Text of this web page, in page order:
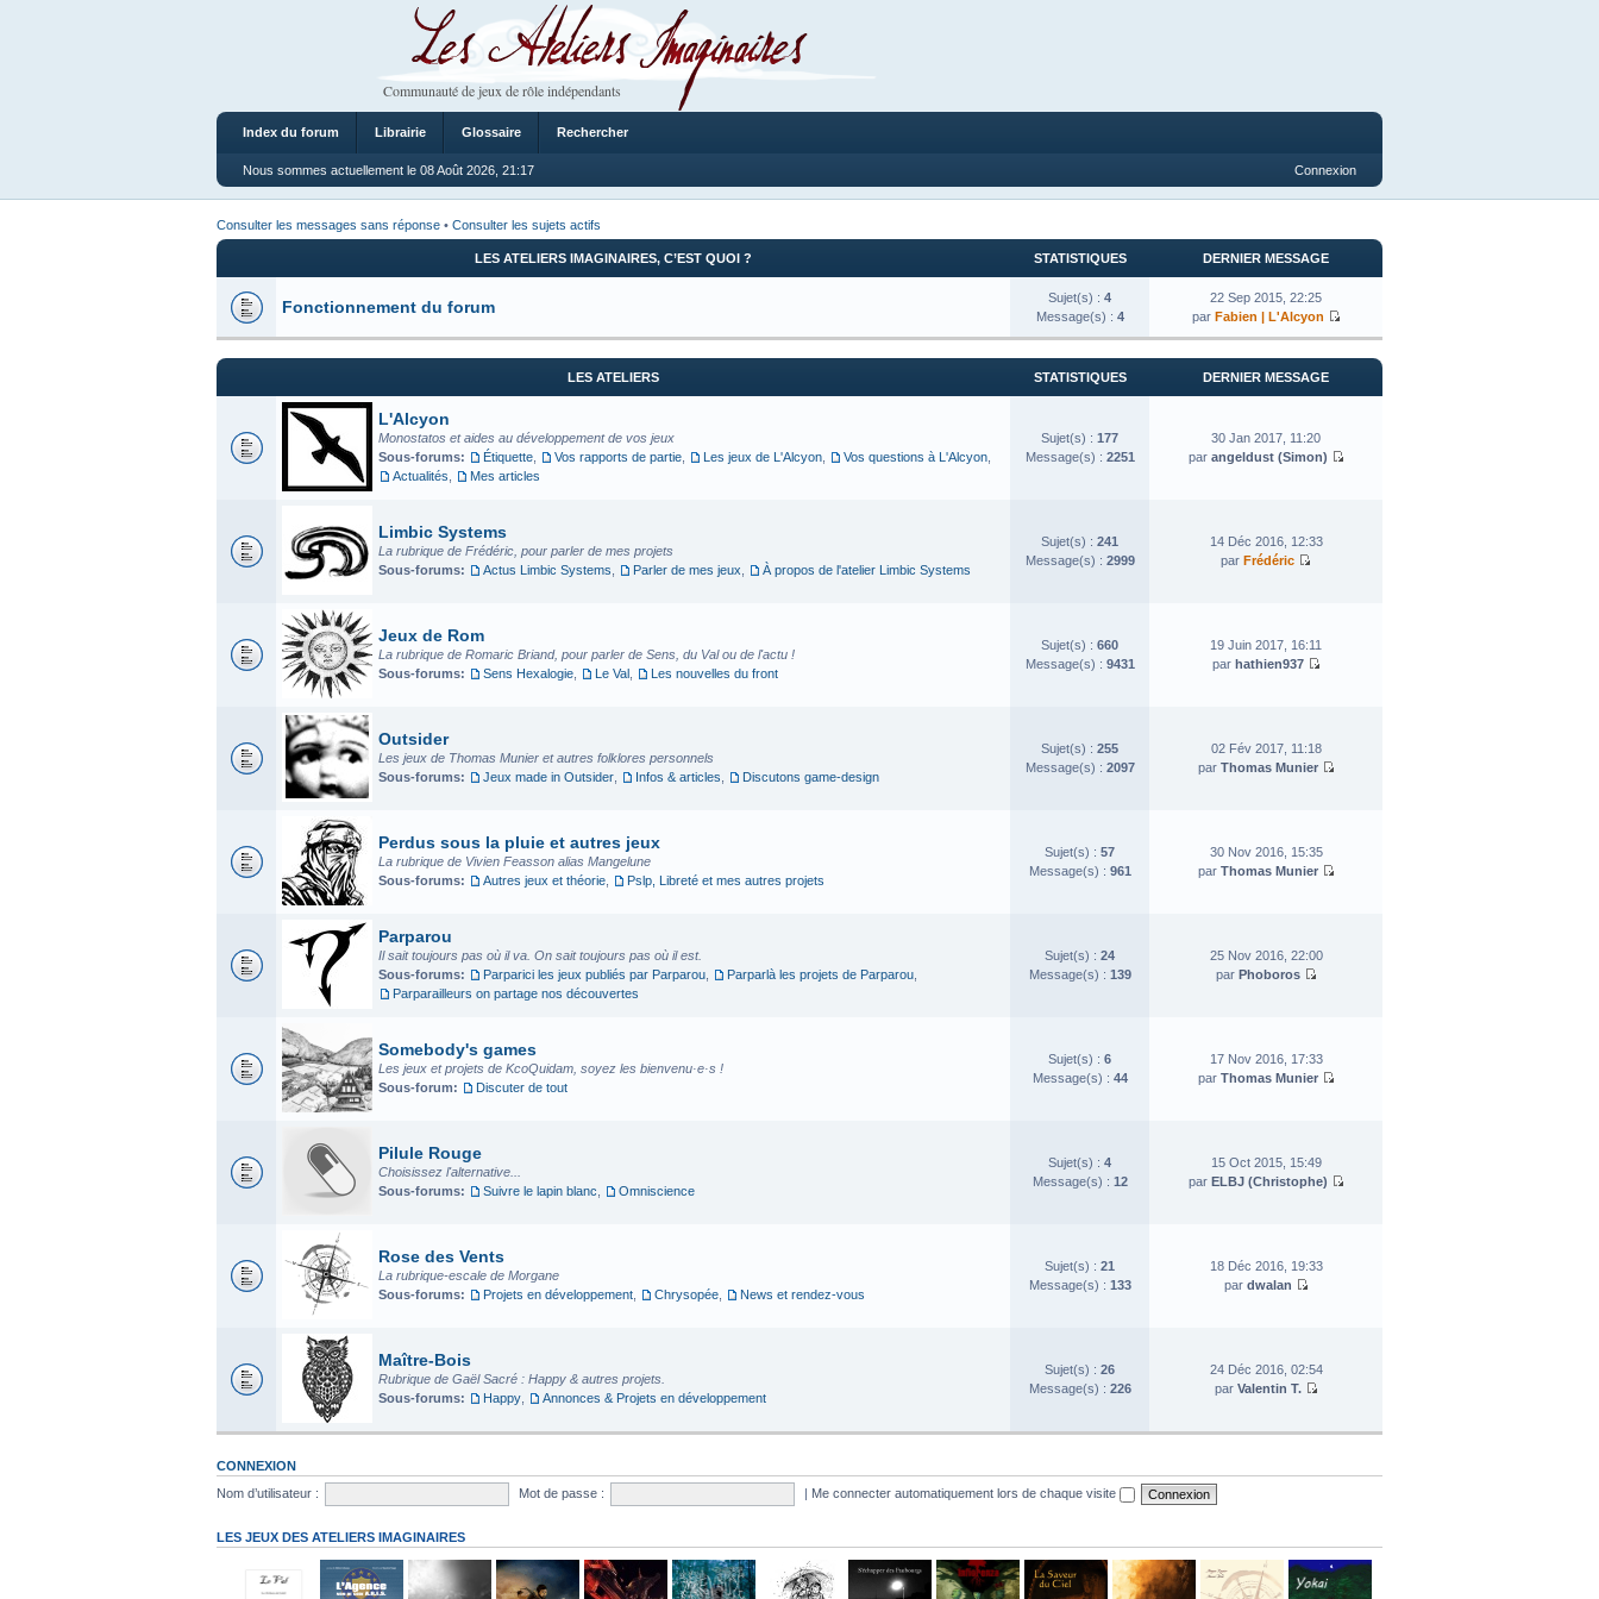
Les Ateliers Imaginaires
Communauté de jeux de rôle indépendants
Index du forum Librairie Glossaire Rechercher
Nous sommes actuellement le 08 Août 2026, 21:17 Connexion
Consulter les messages sans réponse • Consulter les sujets actifs
LES ATELIERS IMAGINAIRES, C’EST QUOI ? STATISTIQUES DERNIER MESSAGE
Fonctionnement du forum Sujet(s) : 4
Message(s) : 4
22 Sep 2015, 22:25
par Fabien | L'Alcyon
LES ATELIERS STATISTIQUES DERNIER MESSAGE
L'Alcyon
Monostatos et aides au développement de vos jeux
Sous-forums:
Étiquette Vos rapports de partie Les jeux de L'Alcyon Vos questions à L'Alcyon
Actualités
Mes articles
Sujet(s) : 177
Message(s) : 2251
30 Jan 2017, 11:20
par angeldust (Simon)
Limbic Systems
La rubrique de Frédéric, pour parler de mes projets
Sous-forums:
Actus Limbic Systems Parler de mes jeux À propos de l'atelier Limbic Systems
Sujet(s) : 241
Message(s) : 2999
14 Déc 2016, 12:33
par Frédéric
Jeux de Rom
La rubrique de Romaric Briand, pour parler de Sens, du Val ou de l'actu !
Sous-forums:
Sens Hexalogie Le Val Les nouvelles du front
Sujet(s) : 660
Message(s) : 9431
19 Juin 2017, 16:11
par hathien937
Outsider
Les jeux de Thomas Munier et autres folklores personnels
Sous-forums:
Jeux made in Outsider Infos & articles Discutons game-design
Sujet(s) : 255
Message(s) : 2097
02 Fév 2017, 11:18
par Thomas Munier
Perdus sous la pluie et autres jeux
La rubrique de Vivien Feasson alias Mangelune
Sous-forums:
Autres jeux et théorie Pslp, Libreté et mes autres projets
Sujet(s) : 57
Message(s) : 961
30 Nov 2016, 15:35
par Thomas Munier
Parparou
Il sait toujours pas où il va. On sait toujours pas où il est.
Sous-forums:
Parparici les jeux publiés par Parparou Parparlà les projets de Parparou
Parparailleurs on partage nos découvertes
Sujet(s) : 24
Message(s) : 139
25 Nov 2016, 22:00
par Phoboros
Somebody's games
Les jeux et projets de KcoQuidam, soyez les bienvenu·e·s !
Sous-forum:
Discuter de tout
Sujet(s) : 6
Message(s) : 44
17 Nov 2016, 17:33
par Thomas Munier
Pilule Rouge
Choisissez l'alternative...
Sous-forums:
Suivre le lapin blanc Omniscience
Sujet(s) : 4
Message(s) : 12
15 Oct 2015, 15:49
par ELBJ (Christophe)
Rose des Vents
La rubrique-escale de Morgane
Sous-forums:
Projets en développement Chrysopée News et rendez-vous
Sujet(s) : 21
Message(s) : 133
18 Déc 2016, 19:33
par dwalan
Maître-Bois
Rubrique de Gaël Sacré : Happy & autres projets.
Sous-forums:
Happy Annonces & Projets en développement
Sujet(s) : 26
Message(s) : 226
24 Déc 2016, 02:54
par Valentin T.
CONNEXION
Nom d’utilisateur :
Mot de passe : | Me connecter automatiquement lors de chaque visite
LES JEUX DES ATELIERS IMAGINAIRES